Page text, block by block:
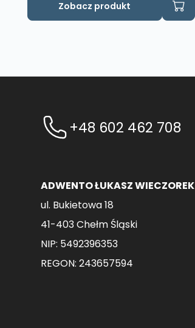
Zobacz produkt
+48 602 462 708
ADWENTO ŁUKASZ WIECZOREK
ul. Bukietowa 18
41-403 Chełm Śląski
NIP: 5492396353
REGON: 243657594